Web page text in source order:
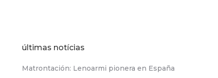
últimas notícias
Matrontación: Lenoarmi pionera en España